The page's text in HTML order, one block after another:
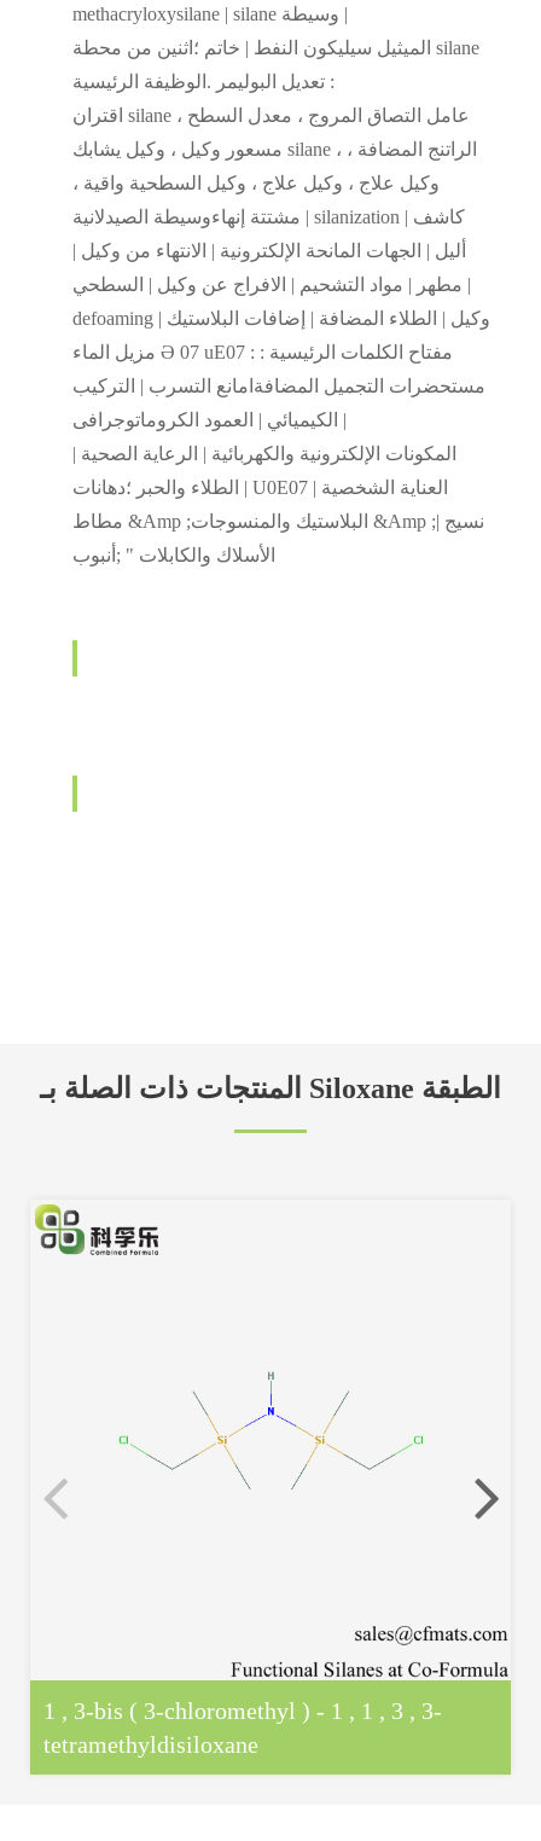
methacryloxysilane | silane وسيطة |
الميثيل سيليكون النفط | خاتم ؛اثنين من محطة silane
تعديل البوليمر .الوظيفة الرئيسية :
اقتران silane عامل التصاق المروج ، معدل السطح ،
مسعور وكيل ، وكيل يشابك silane ، الراتنج المضافة ،
وكيل علاج ، وكيل علاج ، وكيل السطحية واقية ،
مشتتة إنهاءوسيطة الصيدلانية | silanization كاشف |
أليل | الجهات المانحة الإلكترونية | الانتهاء من وكيل |
مطهر | مواد التشحيم | الافراج عن وكيل | السطحي |
defoaming وكيل | الطلاء المضافة | إضافات البلاستيك |
مزيل الماء Ә 07 uE07 : مفتاح الكلمات الرئيسية :
مستحضرات التجميل المضافةامانع التسرب | التركيب
الكيميائي | العمود الكروماتوجرافى |
المكونات الإلكترونية والكهربائية | الرعاية الصحية |
الطلاء والحبر ؛دهانات | U0E07 العناية الشخصية |
مطاط &Amp ;البلاستيك والمنسوجات &Amp ;نسيج |
الأسلاك والكابلات " ;أنبوب
المنتجات ذات الصلة بـ Siloxane الطبقة
1 , 3-bis ( 3-chloromethyl ) - 1 , 1 , 3 , 3-
tetramethyldisiloxane